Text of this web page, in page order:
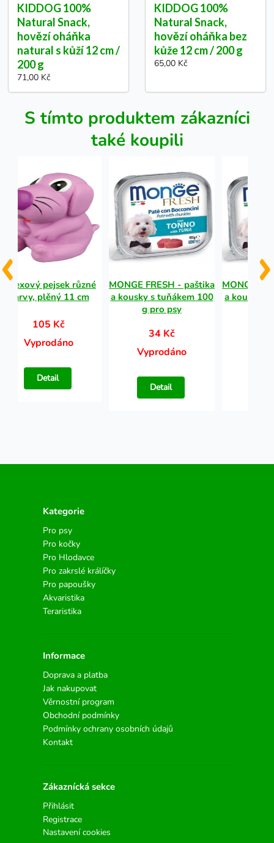
KIDDOG 100%
Natural Snack,
hovězí oháňka
natural s kůží 12 cm /
200 g
71,00 Kč
KIDDOG 100%
Natural Snack,
hovězí oháňka bez
kůže 12 cm / 200 g
65,00 Kč
S tímto produktem zákazníci
také koupili
Latexový pejsek různé
barvy, plěný 11 cm
105 Kč
Vyprodáno
Detail
MONGE FRESH - paštika
a kousky s tuňákem 100
g pro psy
34 Kč
Vyprodáno
Detail
MONGE
a kousky s
Kategorie
Pro psy
Pro kočky
Pro Hlodavce
Pro zakrslé králíčky
Pro papoušky
Akvaristika
Teraristika
Informace
Doprava a platba
Jak nakupovat
Věrnostní program
Obchodní podmínky
Podmínky ochrany osobních údajů
Kontakt
Zákaznícká sekce
Přihlásit
Registrace
Nastavení cookies